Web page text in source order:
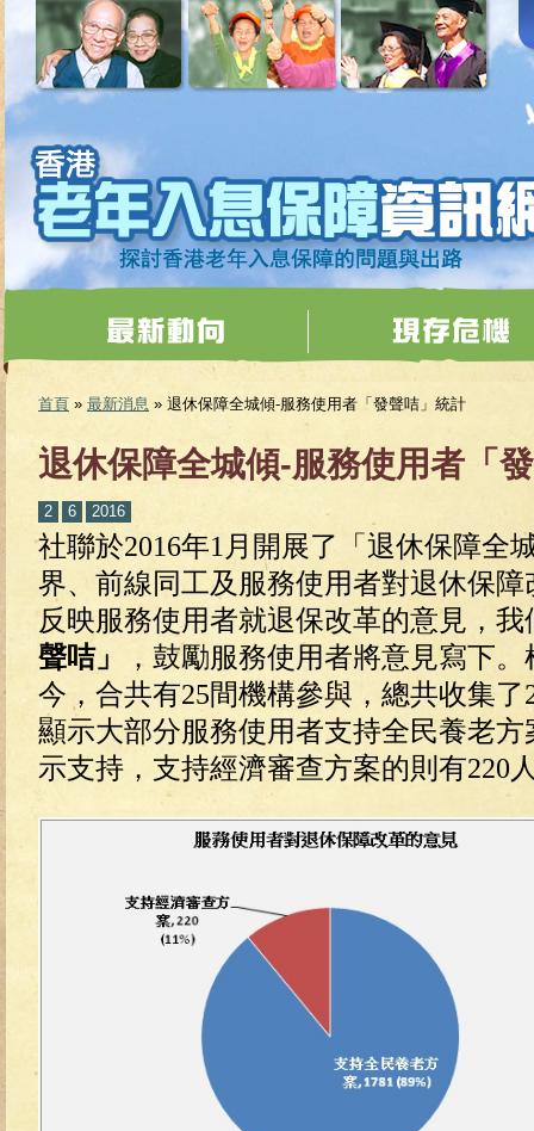
移至主內容
您在這裡
首頁 » 最新消息 » 退休保障全城傾-服務使用者「發聲咭」統計
退休保障全城傾-服務使用者「
2 6 2016
社聯於2016年1月開展了「退休保障全
界、前線同工及服務使用者對退休保
反映服務使用者就退保改革的意見，我
聲咭」
，鼓勵服務使用者將意見寫下
今，合共有25間機構參與，總共收集
顯示大部分服務使用者支持全民養老方
示支持，支持經濟審查方案的則有220